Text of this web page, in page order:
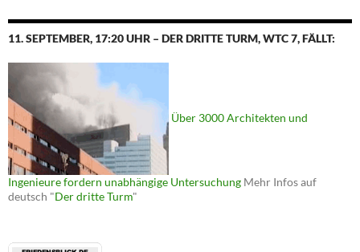
11. SEPTEMBER, 17:20 UHR – DER DRITTE TURM, WTC 7, FÄLLT:
Über 3000 Architekten und
Ingenieure fordern unabhängige Untersuchung Mehr Infos auf
deutsch "Der dritte Turm"